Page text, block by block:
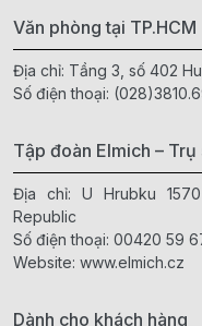
Văn phòng tại TP.HCM
Địa chỉ: Tầng 3, số 402
Số điện thoại:
Tập đoàn Elmich –
Địa chỉ: U Hrubku
Republic
Số điện thoại: 00420 59
Website: www.elmich.cz
Dành cho khách hàng